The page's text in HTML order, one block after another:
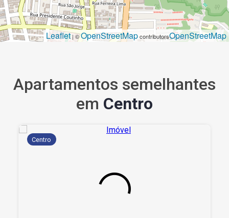
Leaflet| ©OpenStreetMapcontributorsOpenStreetMap
Apartamentos semelhantes
em Centro
Centro